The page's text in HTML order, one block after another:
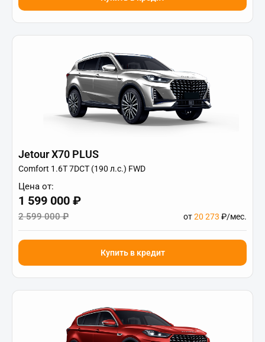
Jetour X70 PLUS
Comfort 1.6T 7DCT (190 л.с.) FWD
Цена от:
1 599 000 ₽
2 599 000 ₽ от20 273 ₽/мес.
Купить в кредит